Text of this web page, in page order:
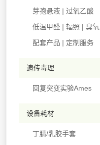
芽孢悬液 | 过氧乙酸
低温甲醛 | 辐照 | 臭氧
配套产品 | 定制服务
遗传毒理
回复突变实验Ames
设备耗材
丁腈/乳胶手套